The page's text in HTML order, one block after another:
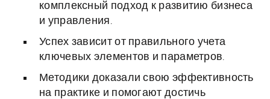
комплексный подход к развитию бизнеса
и управления.
Успех зависит от правильного учета
ключевых элементов и параметров.
Методики доказали свою эффективность
на практике и помогают достичь